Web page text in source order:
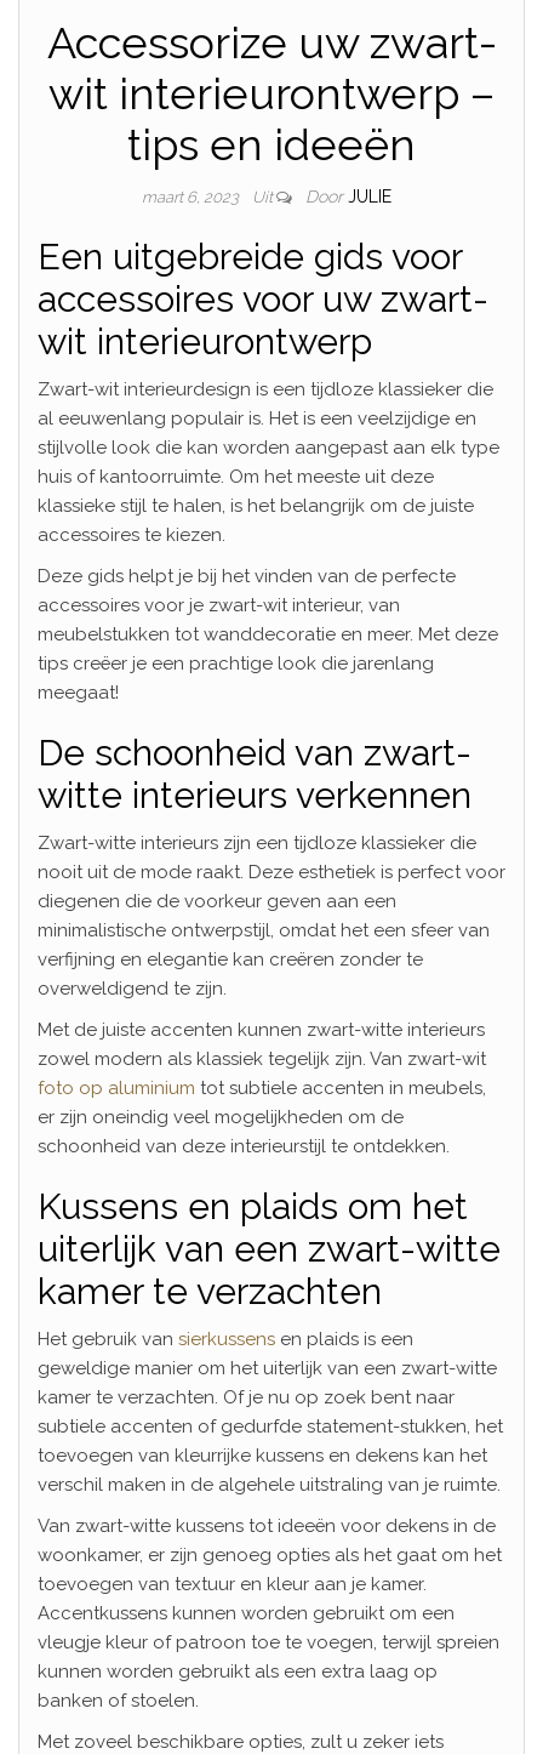
Accessorize uw zwart-
wit interieurontwerp –
tips en ideeën
maart 6, 2023 Uit Door JULIE
Een uitgebreide gids voor
accessoires voor uw zwart-
wit interieurontwerp
Zwart-wit interieurdesign is een tijdloze klassieker die
al eeuwenlang populair is. Het is een veelzijdige en
stijlvolle look die kan worden aangepast aan elk type
huis of kantoorruimte. Om het meeste uit deze
klassieke stijl te halen, is het belangrijk om de juiste
accessoires te kiezen.
Deze gids helpt je bij het vinden van de perfecte
accessoires voor je zwart-wit interieur, van
meubelstukken tot wanddecoratie en meer. Met deze
tips creëer je een prachtige look die jarenlang
meegaat!
De schoonheid van zwart-
witte interieurs verkennen
Zwart-witte interieurs zijn een tijdloze klassieker die
nooit uit de mode raakt. Deze esthetiek is perfect voor
diegenen die de voorkeur geven aan een
minimalistische ontwerpstijl, omdat het een sfeer van
verfijning en elegantie kan creëren zonder te
overweldigend te zijn.
Met de juiste accenten kunnen zwart-witte interieurs
zowel modern als klassiek tegelijk zijn. Van zwart-wit
foto op aluminium tot subtiele accenten in meubels,
er zijn oneindig veel mogelijkheden om de
schoonheid van deze interieurstijl te ontdekken.
Kussens en plaids om het
uiterlijk van een zwart-witte
kamer te verzachten
Het gebruik van sierkussens en plaids is een
geweldige manier om het uiterlijk van een zwart-witte
kamer te verzachten. Of je nu op zoek bent naar
subtiele accenten of gedurfde statement-stukken, het
toevoegen van kleurrijke kussens en dekens kan het
verschil maken in de algehele uitstraling van je ruimte.
Van zwart-witte kussens tot ideeën voor dekens in de
woonkamer, er zijn genoeg opties als het gaat om het
toevoegen van textuur en kleur aan je kamer.
Accentkussens kunnen worden gebruikt om een
vleugje kleur of patroon toe te voegen, terwijl spreien
kunnen worden gebruikt als een extra laag op
banken of stoelen.
Met zoveel beschikbare opties, zult u zeker iets